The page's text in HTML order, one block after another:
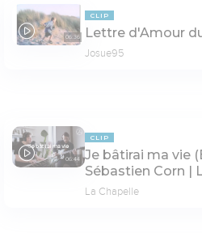
06:36
CLIP
Lettre d'Amour
Josue95
06:44
CLIP
Je bâtirai ma vie
Sébastien Corn |
La Chapelle